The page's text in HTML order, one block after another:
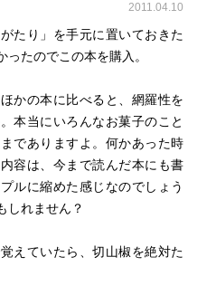
2011.04.10
たり」を手元に置いておきた
たのでこの本を購入。
かの本に比べると、網羅性を
本当にいろんなお菓子のこと
でありますよ。何かあった時
容は、今まで読んだ本にも書
ルに縮めた感じなのでしょう
しれません？
えていたら、切山椒を絶対た